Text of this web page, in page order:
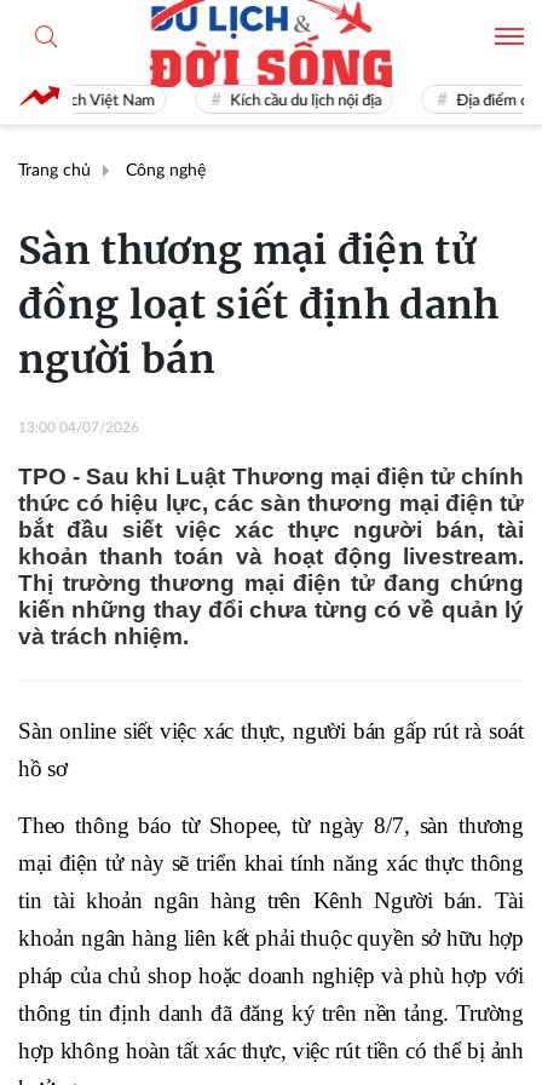
Du lịch Việt Nam Kích cầu du lịch nội địa Địa điểm du
Trang chủ Công nghệ
Sàn thương mại điện tử
đồng loạt siết định danh
người bán
13:00 04/07/2026
TPO - Sau khi Luật Thương mại điện tử chính
thức có hiệu lực, các sàn thương mại điện tử
bắt đầu siết việc xác thực người bán, tài
khoản thanh toán và hoạt động livestream.
Thị trường thương mại điện tử đang chứng
kiến những thay đổi chưa từng có về quản lý
và trách nhiệm.
Sàn online siết việc xác thực, người bán gấp rút rà soát
hồ sơ
Theo thông báo từ Shopee, từ ngày 8/7, sàn thương
mại điện tử này sẽ triển khai tính năng xác thực thông
tin tài khoản ngân hàng trên Kênh Người bán. Tài
khoản ngân hàng liên kết phải thuộc quyền sở hữu hợp
pháp của chủ shop hoặc doanh nghiệp và phù hợp với
thông tin định danh đã đăng ký trên nền tảng. Trường
hợp không hoàn tất xác thực, việc rút tiền có thể bị ảnh